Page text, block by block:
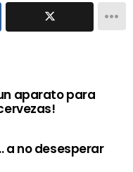
aparato para
a no desesperar